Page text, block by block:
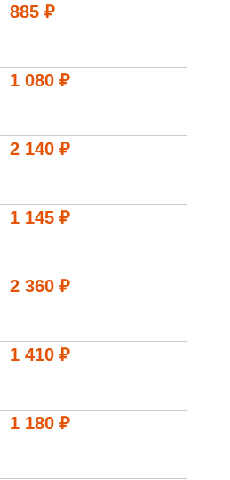
885 ₽
1 080 ₽
2 140 ₽
1 145 ₽
2 360 ₽
1 410 ₽
1 180 ₽